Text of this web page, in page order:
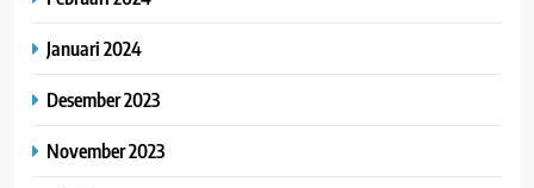
Januari 2024
Desember 2023
November 2023